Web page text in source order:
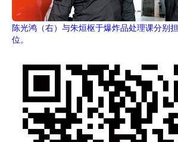
陈光鸿（右）与朱烜枢于爆炸品处理课分别
位。